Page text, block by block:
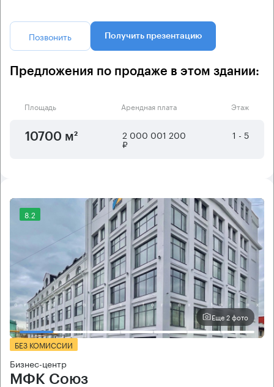
Позвонить Получить презентацию
Предложения по продаже в этом здании:
Площадь Арендная плата Этаж
10700 м² 2 000 001 200
₽
1 - 5
8.2
Еще 2 фото
БЕЗ КОМИССИИ
Бизнес-центр
МФК Союз